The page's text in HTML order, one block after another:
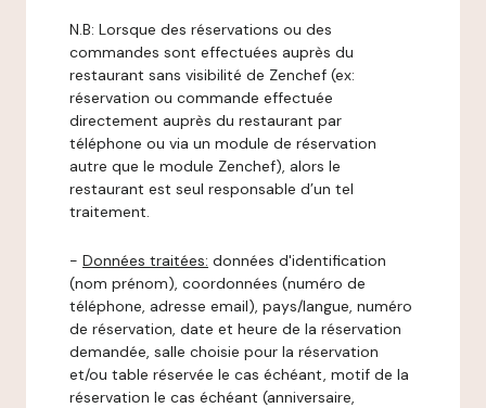
N.B: Lorsque des réservations ou des
commandes sont effectuées auprès du
restaurant sans visibilité de Zenchef (ex:
réservation ou commande effectuée
directement auprès du restaurant par
téléphone ou via un module de réservation
autre que le module Zenchef), alors le
restaurant est seul responsable d’un tel
traitement.
- Données traitées: données d'identification
(nom prénom), coordonnées (numéro de
téléphone, adresse email), pays/langue, numéro
de réservation, date et heure de la réservation
demandée, salle choisie pour la réservation
et/ou table réservée le cas échéant, motif de la
réservation le cas échéant (anniversaire,